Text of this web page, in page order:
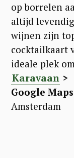
op borrelen
altijd
wijnen zijn
cocktailkaart
ideale plek
Karavaan >
Google
Amsterdam